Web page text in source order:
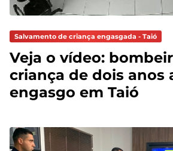
Salvamento de criança engasgada - Taió
Veja o vídeo:
criança de dois anos
engasgo em Taió